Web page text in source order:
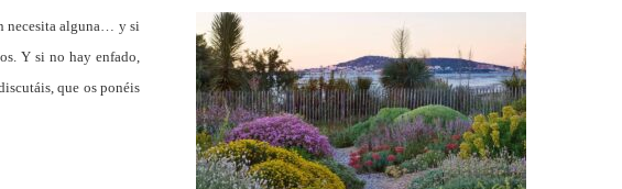
necesita alguna… y si
Y si no hay enfado,
que os ponéis